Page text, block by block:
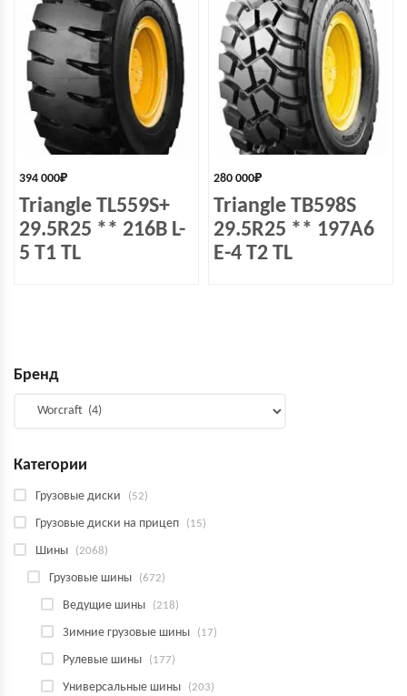
394 000₽
Triangle TL559S+
29.5R25 ** 216B L-
5 T1 TL
280 000₽
Triangle TB598S
29.5R25 ** 197A6
E-4 T2 TL
Бренд
Категории
Грузовые диски (52)
Грузовые диски на прицеп (15)
Шины (2068)
Грузовые шины (672)
Ведущие шины (218)
Зимние грузовые шины (17)
Рулевые шины (177)
Универсальные шины (203)